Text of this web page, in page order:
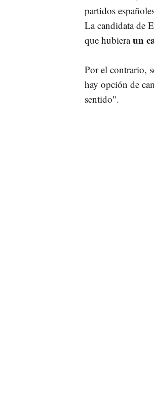
partidos
La candidata de
que hubieraun
Por el contrario,
hay opción de
sentido".